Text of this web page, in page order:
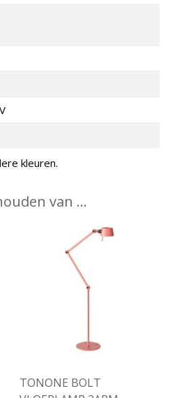
kleuren.
van …
TONONE BOLT